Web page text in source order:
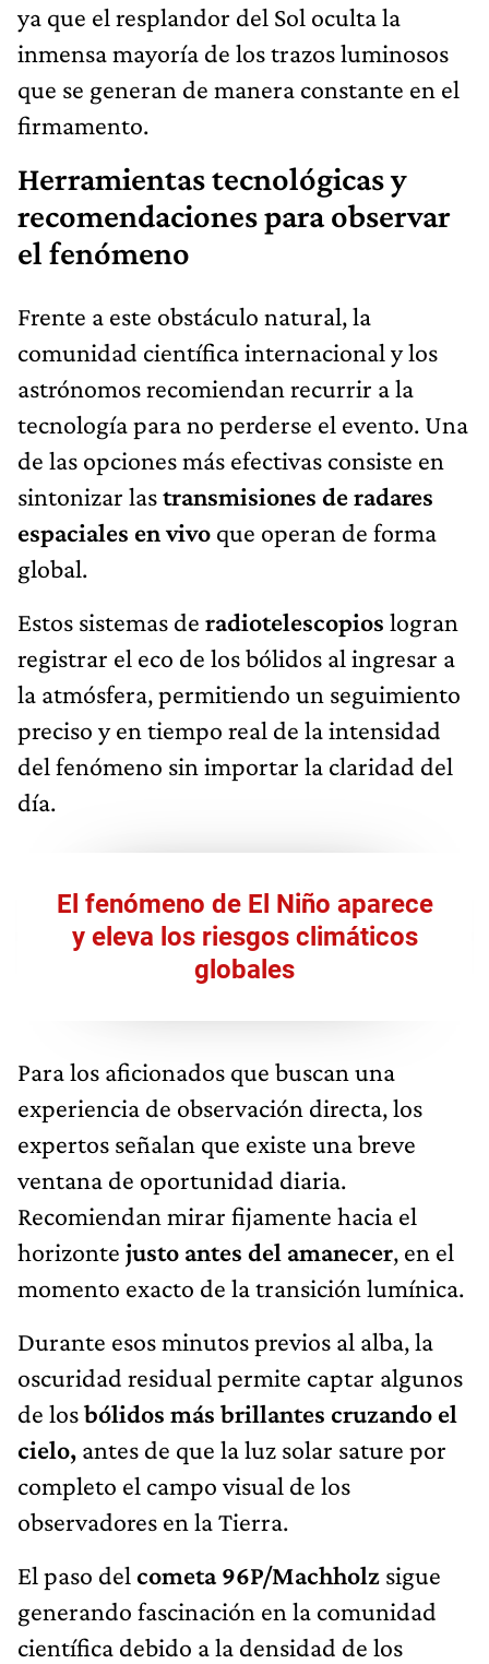
ya que el resplandor del Sol oculta la
inmensa mayoría de los trazos luminosos
que se generan de manera constante en el
firmamento.
Herramientas tecnológicas y
recomendaciones para observar
el fenómeno
Frente a este obstáculo natural, la
comunidad científica internacional y los
astrónomos recomiendan recurrir a la
tecnología para no perderse el evento. Una
de las opciones más efectivas consiste en
sintonizar lastransmisiones de radares
espaciales en vivo que operan de forma
global.
Estos sistemas de radiotelescopios logran
registrar el eco de los bólidos al ingresar a
la atmósfera, permitiendo un seguimiento
preciso y en tiempo real de la intensidad
del fenómeno sin importar la claridad del
día.
El fenómeno de El Niño aparece
y eleva los riesgos climáticos
globales
Para los aficionados que buscan una
experiencia de observación directa, los
expertos señalan que existe una breve
ventana de oportunidad diaria.
Recomiendan mirar fijamente hacia el
horizonte justo antes del amanecer, en el
momento exacto de la transición lumínica.
Durante esos minutos previos al alba, la
oscuridad residual permite captar algunos
de losbólidos más brillantes cruzando el
cielo, antes de que la luz solar sature por
completo el campo visual de los
observadores en la Tierra.
El paso del cometa 96P/Machholz sigue
generando fascinación en la comunidad
científica debido a la densidad de los